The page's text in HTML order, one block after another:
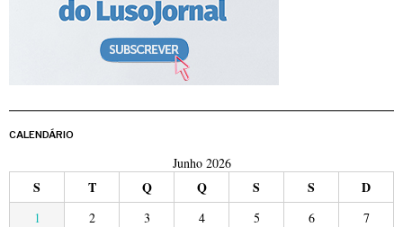
CALENDÁRIO
Junho 2026
S T Q Q S S D
1 2 3 4 5 6
7